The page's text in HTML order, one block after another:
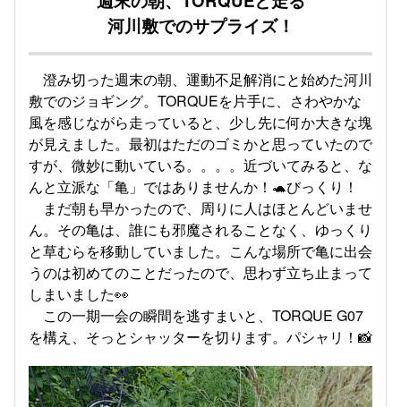
河川敷でのサプライズ！
澄み切った週末の朝、運動不足解消にと始めた河川
敷でのジョギング。TORQUEを片手に、さわやかな
風を感じながら走っていると、少し先に何か大きな塊
が見えました。最初はただのゴミかと思っていたので
すが、微妙に動いている。。。。 近づいてみると、な
んと立派な「亀」ではありませんか！🐢びっくり！
まだ朝も早かったので、周りに人はほとんどいませ
ん。その亀は、誰にも邪魔されることなく、ゆっくり
と草むらを移動していました。こんな場所で亀に出会
うのは初めてのことだったので、 思わず立ち止まって
しまいました👀
この一期一会の瞬間を逃すまいと、TORQUE G07
を構え、そっとシャッターを切ります。 パシャリ！📸